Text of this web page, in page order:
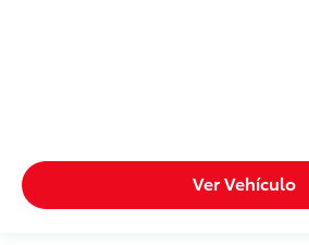
Ver Vehículo